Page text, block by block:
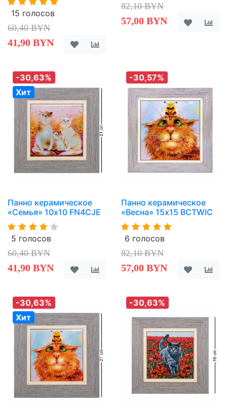
15 голосов
60,40 BYN
41,90 BYN
82,10 BYN
57,00 BYN
-30,63%
Хит
Панно керамическое
«Семья» 10х10 FN4CJE
5 голосов
60,40 BYN
41,90 BYN
-30,57%
Панно керамическое
«Весна» 15х15 BCTWIC
6 голосов
82,10 BYN
57,00 BYN
-30,63%
Хит
-30,63%